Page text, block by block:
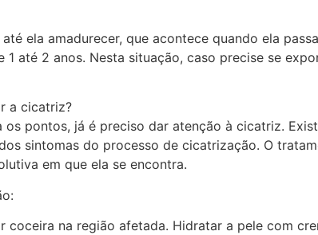
ela amadurecer, que acontece quando ela
até 2 anos. Nesta situação, caso precise se
a cicatriz?
pontos, já é preciso dar atenção à cicatriz.
sintomas do processo de cicatrização. O
em que ela se encontra.
na região afetada. Hidratar a pele com